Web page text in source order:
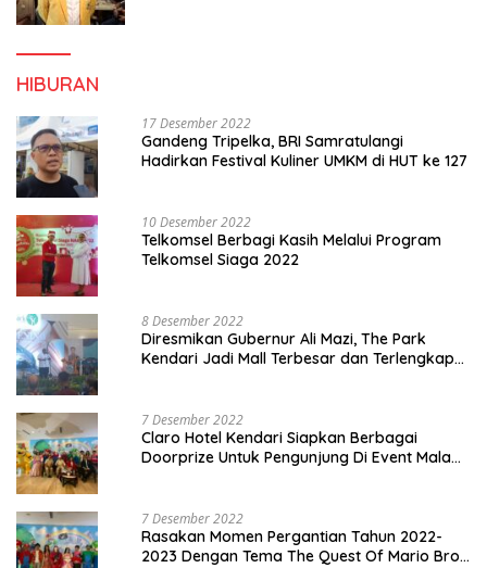
HIBURAN
17 Desember 2022
Gandeng Tripelka, BRI Samratulangi
Hadirkan Festival Kuliner UMKM di HUT ke 127
10 Desember 2022
Telkomsel Berbagi Kasih Melalui Program
Telkomsel Siaga 2022
8 Desember 2022
Diresmikan Gubernur Ali Mazi, The Park
Kendari Jadi Mall Terbesar dan Terlengkap
7 Desember 2022
Claro Hotel Kendari Siapkan Berbagai
Doorprize Untuk Pengunjung Di Event Malam
7 Desember 2022
Rasakan Momen Pergantian Tahun 2022-
2023 Dengan Tema The Quest Of Mario Bros